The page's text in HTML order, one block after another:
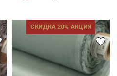
СКИДКА 20% АКЦИЯ
от Купава
дополнительные
до 30% на узкие
тканей